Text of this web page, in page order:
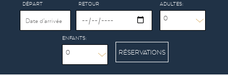
DÉPART RETOUR ADULTES:
0
ENFANTS:
0